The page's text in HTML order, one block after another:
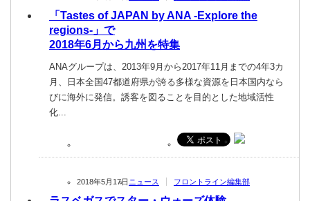
「Tastes of JAPAN by ANA -Explore the
regions-」で
2018年6月から九州を特集
ANAグループは、2013年9月から2017年11月までの4年3カ
月、日本全国47都道府県が誇る多様な資源を日本国内なら
びに海外に発信。誘客を図ることを目的とした地域活性
化...
2018年5月17日 ニュース フロントライン編集部